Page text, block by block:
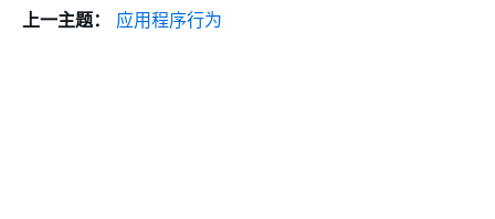
上一主题：
应用程序行为